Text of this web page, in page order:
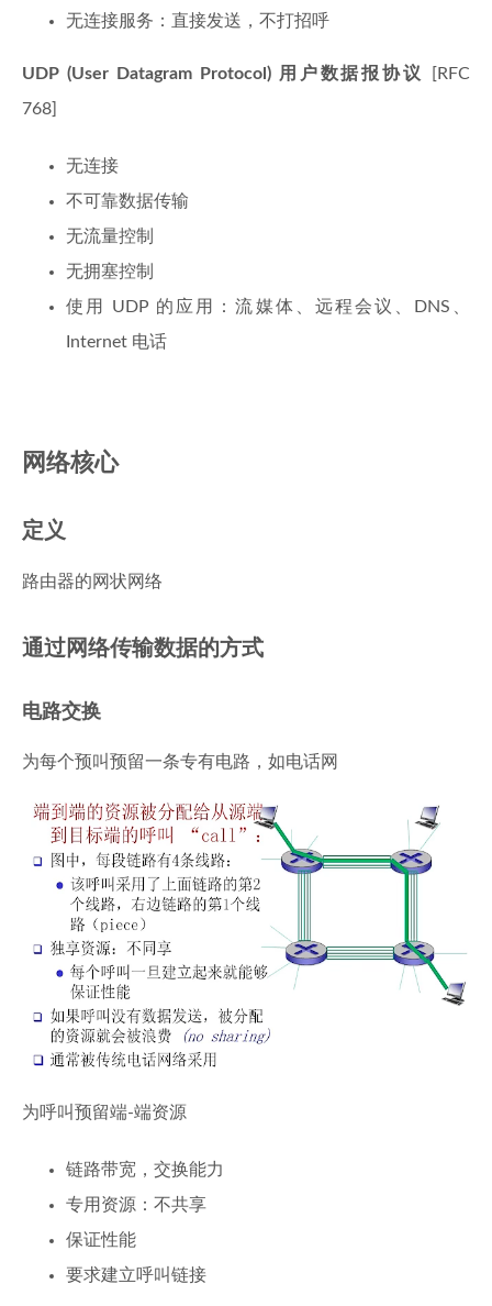
无连接服务：直接发送，不打招呼
UDP (User Datagram Protocol) 用户数据报协议
[RFC
768]
无连接
不可靠数据传输
无流量控制
无拥塞控制
使用 UDP 的应用：流媒体、远程会议、DNS、
Internet 电话
网络核心
定义
路由器的网状网络
通过网络传输数据的方式
电路交换
为每个预叫预留一条专有电路，如电话网
为呼叫预留端-端资源
链路带宽，交换能力
专用资源：不共享
保证性能
要求建立呼叫链接